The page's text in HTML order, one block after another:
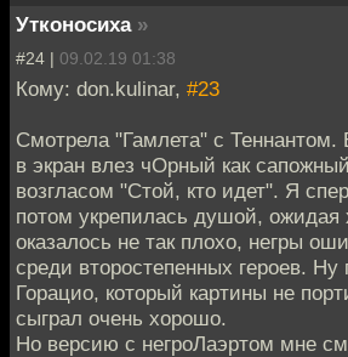
Утконосиха »
#24 | 09.02.19 01:38
Кому: don.kulinar, #23
Смотрела "Гамлета" с Теннантом.
в экран влез чОрный как
возгласом "Стой, кто идет". Я
потом укрепилась душой, ожидая
оказалось не так плохо, негры
среди второстепенных героев.
Горацио, который картины не
сыграл очень хорошо.
Но версию с негроЛаэртом мне